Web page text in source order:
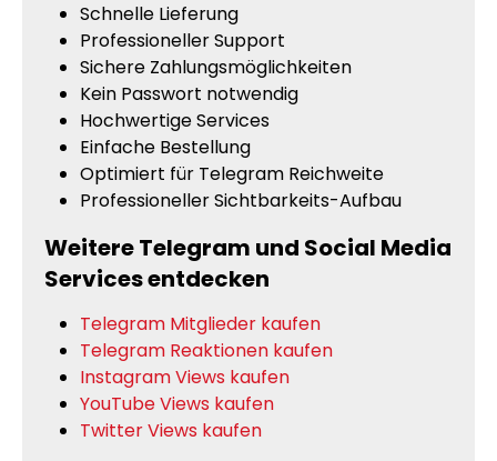
Schnelle Lieferung
Professioneller Support
Sichere Zahlungsmöglichkeiten
Kein Passwort notwendig
Hochwertige Services
Einfache Bestellung
Optimiert für Telegram Reichweite
Professioneller Sichtbarkeits-Aufbau
Weitere Telegram und Social Media
Services entdecken
Telegram Mitglieder kaufen
Telegram Reaktionen kaufen
Instagram Views kaufen
YouTube Views kaufen
Twitter Views kaufen